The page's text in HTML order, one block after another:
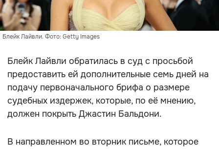
Блейк Лайвли. Фото: Getty Images
Блейк Лайвли обратилась в суд с просьбой
предоставить ей дополнительные семь дней на
подачу первоначального брифа о размере
судебных издержек, которые, по её мнению,
должен покрыть Джастин Бальдони.
В направленном во вторник письме, которое